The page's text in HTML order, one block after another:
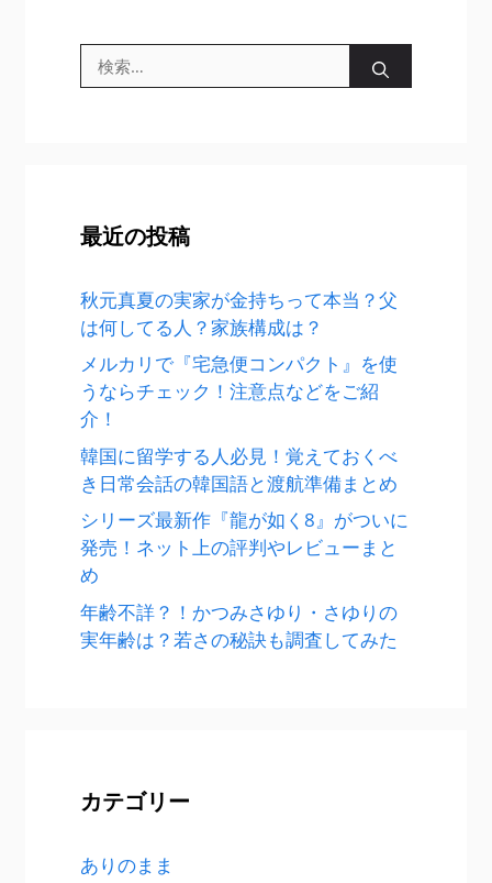
検
索:
最近の投稿
秋元真夏の実家が金持ちって本当？父
は何してる人？家族構成は？
メルカリで『宅急便コンパクト』を使
うならチェック！注意点などをご紹
介！
韓国に留学する人必見！覚えておくべ
き日常会話の韓国語と渡航準備まとめ
シリーズ最新作『龍が如く8』がついに
発売！ネット上の評判やレビューまと
め
年齢不詳？！かつみさゆり・さゆりの
実年齢は？若さの秘訣も調査してみた
カテゴリー
ありのまま